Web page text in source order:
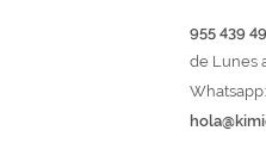
955 439
de Lunes